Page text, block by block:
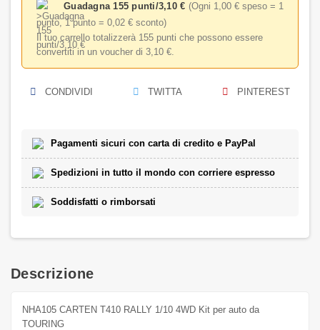
Guadagna 155 punti/3,10 € (Ogni 1,00 € speso = 1
punto, 1 punto = 0,02 € sconto)
Il tuo carrello totalizzerà 155 punti che possono essere
convertiti in un voucher di 3,10 €.
CONDIVIDI TWITTA PINTEREST
Pagamenti sicuri con carta di credito e PayPal
Spedizioni in tutto il mondo con corriere espresso
Soddisfatti o rimborsati
Descrizione
NHA105 CARTEN T410 RALLY 1/10 4WD Kit per auto da
TOURING